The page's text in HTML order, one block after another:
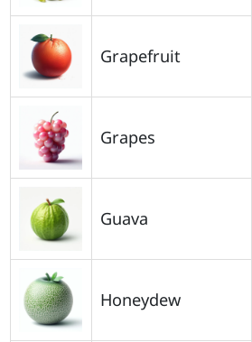
Grapefruit
Grapes
Guava
Honeydew